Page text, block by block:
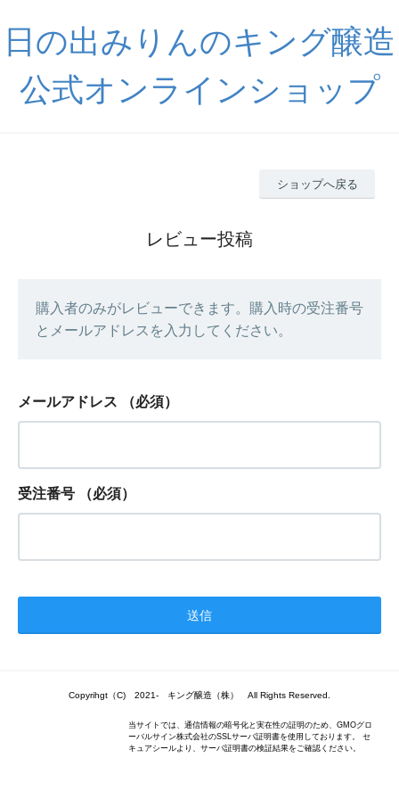
日の出みりんのキング醸造
公式オンラインショップ
ショップへ戻る
レビュー投稿
購入者のみがレビューできます。購入時の受注番号
とメールアドレスを入力してください。
メールアドレス （必須）
受注番号 （必須）
Copyrihgt（C) 2021- キング醸造（株） All Rights Reserved.
当サイトでは、通信情報の暗号化と実在性の証明のため、GMOグロ
ーバルサイン株式会社のSSLサーバ証明書を使用しております。 セ
キュアシールより、サーバ証明書の検証結果をご確認ください。